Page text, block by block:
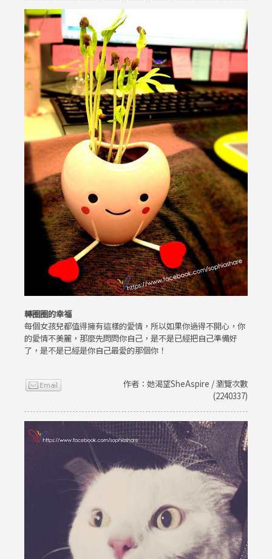
轉圈圈的幸福
每個女孩兒都值得擁有這樣的愛情，所以如果你過得不開心，你
的愛情不美麗，那麼先問問你自己，是不是已經把自己準備好
了，是不是已經是你自己最愛的那個你！
作者：她渴望SheAspire / 瀏覽次數
(2240337)